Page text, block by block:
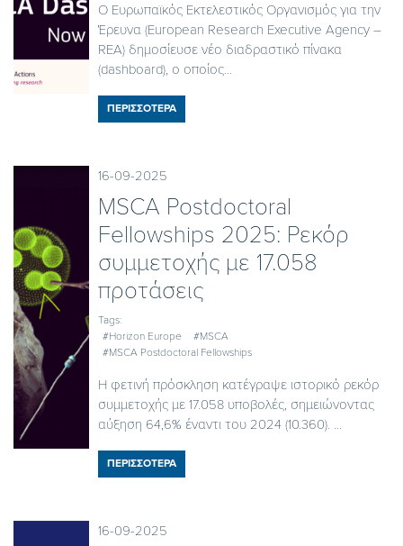
Ο Ευρωπαϊκός Εκτελεστικός Οργανισμός για την
Έρευνα (European Research Executive Agency –
REA) δημοσίευσε νέο διαδραστικό πίνακα
(dashboard), ο οποίος...
ΠΕΡΙΣΣΟΤΕΡΑ
16-09-2025
MSCA Postdoctoral
Fellowships 2025: Ρεκόρ
συμμετοχής με 17.058
προτάσεις
Tags:
#Horizon Europe
#MSCA
#MSCA Postdoctoral Fellowships
Η φετινή πρόσκληση κατέγραψε ιστορικό ρεκόρ
συμμετοχής με 17.058 υποβολές, σημειώνοντας
αύξηση 64,6% έναντι του 2024 (10.360). ...
ΠΕΡΙΣΣΟΤΕΡΑ
16-09-2025